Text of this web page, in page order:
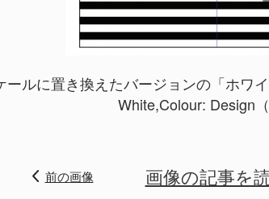
ルに置き換えたバージョンの「ホワ
White,Colour: Design（
前の画像 画像の記事を